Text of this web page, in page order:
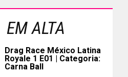
EM ALTA
Drag Race México Latina
Royale 1 E01 | Categoria:
Carna Ball